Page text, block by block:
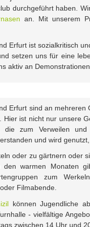
durchgeführt haben.
an. Mit unserem
Erfurt ist sozialkritisch
setzen uns für eine
aktiv an
Erfurt sind an
. Hier ist nicht nur unsere
die zum Verweilen
und wird
oder zu gärtnern oder
den warmen Monaten
zum
Filmabende.
können Jugendliche
- vielfältige
zwischen 14 Uhr und